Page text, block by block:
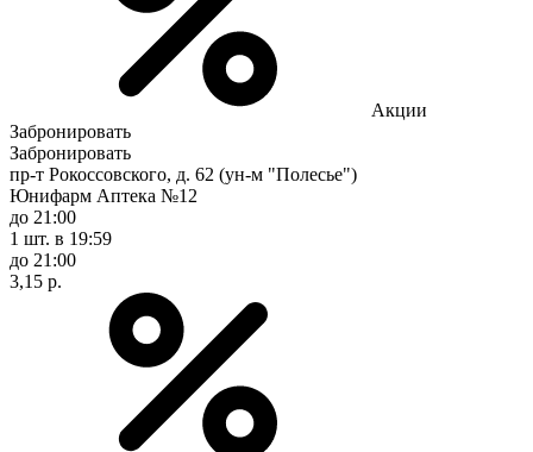
Акции
Забронировать
Забронировать
пр-т Рокоссовского, д. 62 (ун-м "Полесье")
Юнифарм Аптека №12
до 21:00
1 шт. в 19:59
до 21:00
3,15 р.